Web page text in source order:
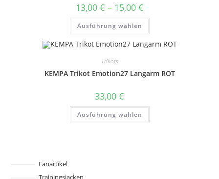
werden
13,00 € – 15,00 €Preisspanne:
13,00 €
bis
Ausführung wählen
Dieses
weist
mehrere
Varianten
können
werden
Trikots
KEMPA Trikot Emotion27 Langarm ROT
33,00 €
Ausführung wählen
Dieses
weist
Fanartikel
Trainingsjacken